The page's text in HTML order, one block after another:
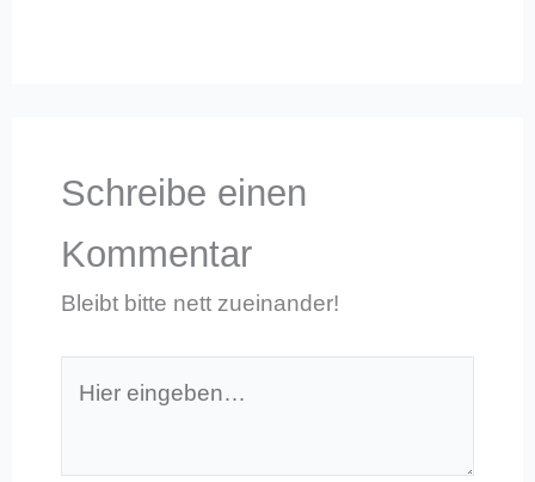
Schreibe einen
Kommentar
Bleibt bitte nett zueinander!
eingeben…